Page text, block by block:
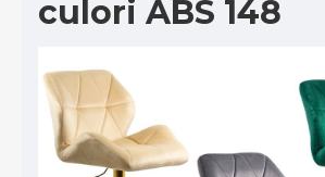
culori ABS 148